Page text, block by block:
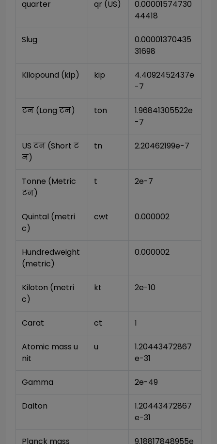
quarter qr (US)
0.00001574730
44418
Slug
0.00001370435
31698
Kilopound (kip) kip
4.4092452437e
-7
टन (Long टन) ton
1.96841305522e
-7
US टन (Short ट
न)
tn 2.20462199e-7
Tonne (Metric
टन)
t 2e-7
Quintal (metri
c)
cwt 0.000002
Hundredweight
(metric)
0.000002
Kiloton (metri
c)
kt 2e-10
Carat ct 1
Atomic mass u
nit
u
1.20443472867
e-31
Gamma 2e-49
Dalton
1.20443472867
e-31
Planck mass
9.18817848955e